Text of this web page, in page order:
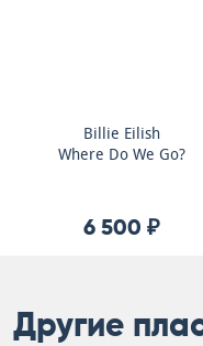
Billie Eilish
Where Do We Go?
6 500 ₽
Другие